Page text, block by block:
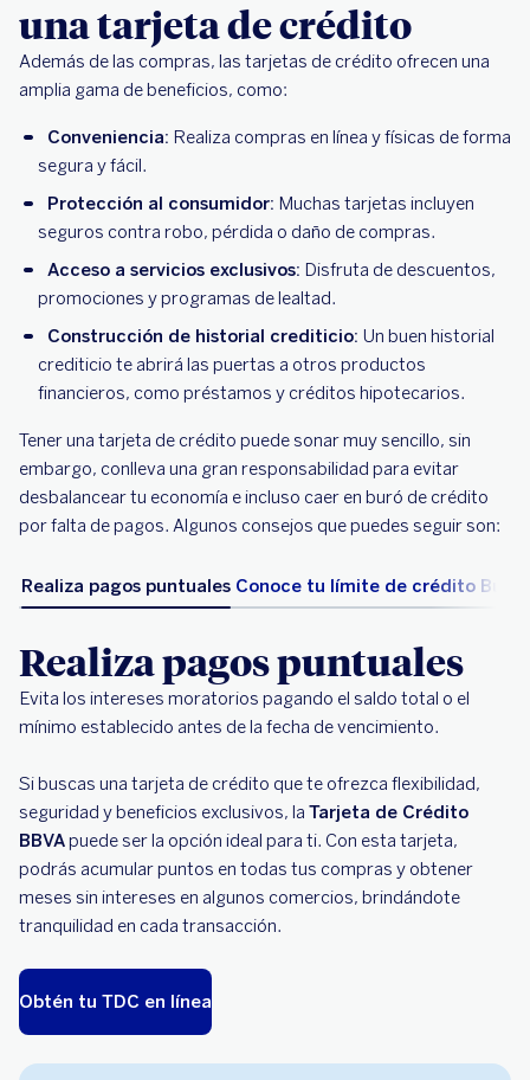
una tarjeta de crédito
Además de las compras, las tarjetas de crédito ofrecen una
amplia gama de beneficios, como:
Conveniencia: Realiza compras en línea y físicas de forma
segura y fácil.
Protección al consumidor: Muchas tarjetas incluyen
seguros contra robo, pérdida o daño de compras.
Acceso a servicios exclusivos: Disfruta de descuentos,
promociones y programas de lealtad.
Construcción de historial crediticio: Un buen historial
crediticio te abrirá las puertas a otros productos
financieros, como préstamos y créditos hipotecarios.
Tener una tarjeta de crédito puede sonar muy sencillo, sin
embargo, conlleva una gran responsabilidad para evitar
desbalancear tu economía e incluso caer en buró de crédito
por falta de pagos. Algunos consejos que puedes seguir son:
Realiza pagos puntuales Conoce tu límite de crédito
Realiza pagos puntuales
Evita los intereses moratorios pagando el saldo total o el
mínimo establecido antes de la fecha de vencimiento.
Si buscas una tarjeta de crédito que te ofrezca flexibilidad,
seguridad y beneficios exclusivos, la Tarjeta de Crédito
BBVApuede ser la opción ideal para ti. Con esta tarjeta,
podrás acumular puntos en todas tus compras y obtener
meses sin intereses en algunos comercios, brindándote
tranquilidad en cada transacción.
Obtén tu TDC en línea